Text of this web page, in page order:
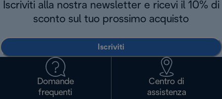
Iscriviti alla nostra newsletter e ricevi il 10% di
sconto sul tuo prossimo acquisto
Iscriviti
Domande
frequenti
Centro di
assistenza